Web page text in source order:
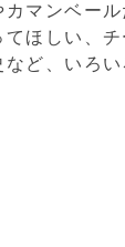
マンベー
ほしい、
ど、いろ